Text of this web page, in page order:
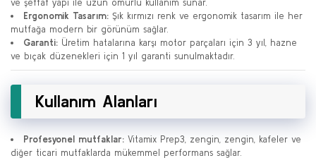
ve şeffaf yapı ile uzun ömürlü kullanım sunar.
Ergonomik Tasarım: Şık kırmızı renk ve ergonomik tasarım ile her
mutfağa modern bir görünüm sağlar.
Garanti: Üretim hatalarına karşı motor parçaları için 3 yıl, hazne
ve bıçak düzenekleri için 1 yıl garanti sunulmaktadır.
Kullanım Alanları
Profesyonel mutfaklar: Vitamix Prep3, zengin, zengin, kafeler ve
diğer ticari mutfaklarda mükemmel performans sağlar.